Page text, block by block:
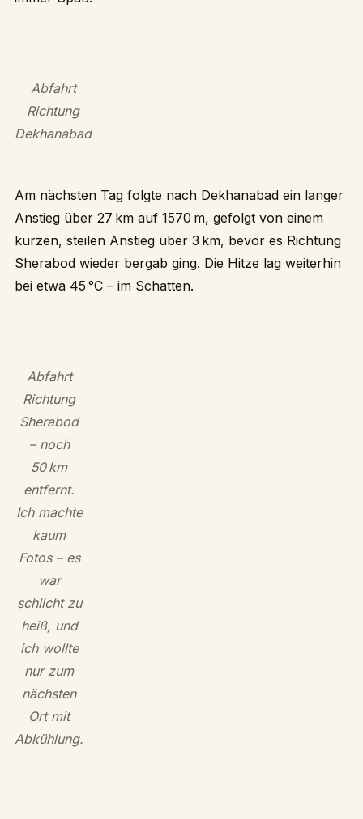
Abfahrt
Richtung
Dekhanabad
Am nächsten Tag folgte nach Dekhanabad ein langer
Anstieg über 27 km auf 1570 m, gefolgt von einem
kurzen, steilen Anstieg über 3 km, bevor es Richtung
Sherabod wieder bergab ging. Die Hitze lag weiterhin
bei etwa 45 °C – im Schatten.
Abfahrt
Richtung
Sherabod
– noch
50 km
entfernt.
Ich machte
kaum
Fotos – es
war
schlicht zu
heiß, und
ich wollte
nur zum
nächsten
Ort mit
Abkühlung.